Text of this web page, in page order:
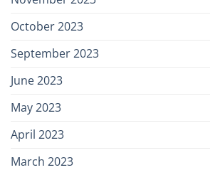
October 2023
September 2023
June 2023
May 2023
April 2023
March 2023